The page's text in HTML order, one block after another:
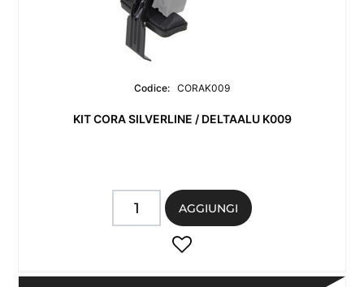
Codice: CORAK009
KIT CORA SILVERLINE / DELTAALU K009
Quantità
AGGIUNGI